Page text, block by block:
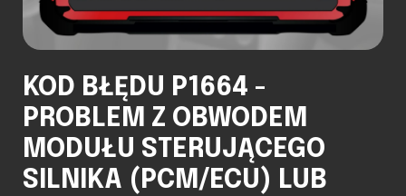
KOD BŁĘDU P1664 -
PROBLEM Z OBWODEM
MODUŁU STERUJĄCEGO
SILNIKA (PCM/ECU) LUB